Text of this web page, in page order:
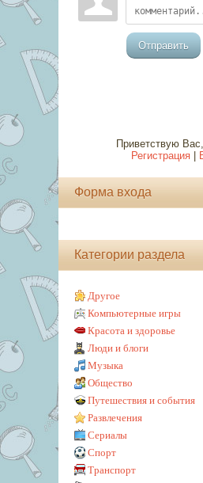
Отправить
Приветствую Вас
Регистрация|
Форма входа
Категории раздела
Другое
Компьютерные игры
Красота и здоровье
Люди и блоги
Музыка
Общество
Путешествия и события
Развлечения
Сериалы
Спорт
Транспорт